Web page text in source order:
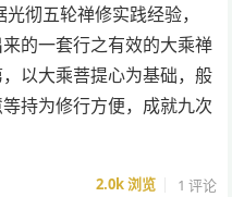
彻五轮禅修实践经验，
的一套行之有效的大乘禅
以大乘菩提心为基础，般
持为修行方便，成就九次
2.0k浏览 1 评论